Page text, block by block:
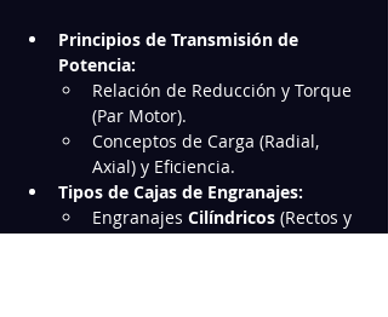
Principios de Transmisión de
Potencia:
Relación de Reducción y Torque
(Par Motor).
Conceptos de Carga (Radial,
Axial) y Eficiencia.
Tipos de Cajas de Engranajes:
Engranajes Cilíndricos (Rectos y